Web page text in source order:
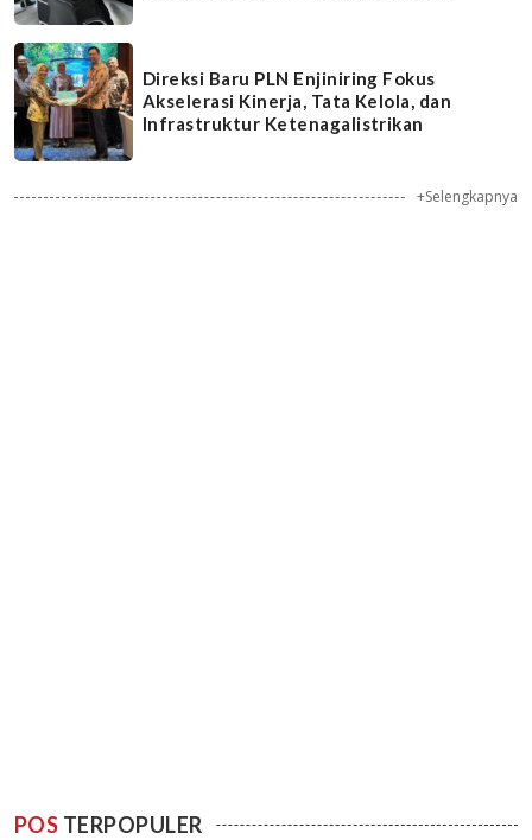
Direksi Baru PLN Enjiniring Fokus
Akselerasi Kinerja, Tata Kelola, dan
Infrastruktur Ketenagalistrikan
+Selengkapnya
POS TERPOPULER